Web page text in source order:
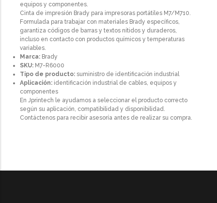
equipos y componentes.
Cinta de impresión Brady para impresoras portátiles M7/M710.
Formulada para trabajar con materiales Brady específicos,
garantiza códigos de barras y textos nítidos y duraderos,
incluso en contacto con productos químicos y temperaturas
variables.
Marca: Brady
SKU: M7-R6000
Tipo de producto: suministro de identificación industrial
Aplicación: identificación industrial de cables, equipos y
componentes
En Jprintech le ayudamos a seleccionar el producto correcto
según su aplicación, compatibilidad y disponibilidad.
Contáctenos para recibir asesoría antes de realizar su compra.